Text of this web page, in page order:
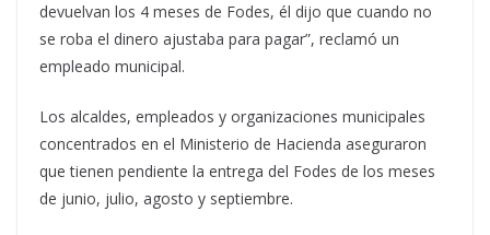
devuelvan los 4 meses de Fodes, él dijo que cuando no
se roba el dinero ajustaba para pagar”, reclamó un
empleado municipal.
Los alcaldes, empleados y organizaciones municipales
concentrados en el Ministerio de Hacienda aseguraron
que tienen pendiente la entrega del Fodes de los meses
de junio, julio, agosto y septiembre.